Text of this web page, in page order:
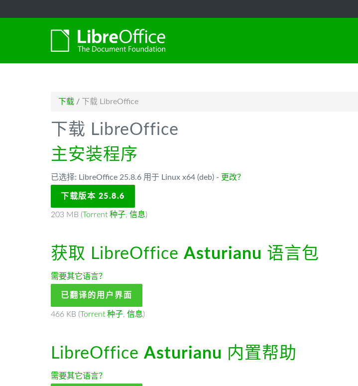
下载 / 下载 LibreOffice
下载 LibreOffice
主安装程序
已选择: LibreOffice 25.8.6 用于 Linux x64 (deb) - 更改？
下载版本 25.8.6
203 MB (Torrent 种子, 信息)
获取 LibreOffice Asturianu 语言包
需要其它语言？
已翻译的用户界面
466 KB (Torrent 种子, 信息)
LibreOffice Asturianu 内置帮助
需要其它语言？